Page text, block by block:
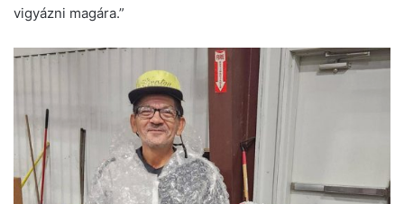
vigyázni magára.”